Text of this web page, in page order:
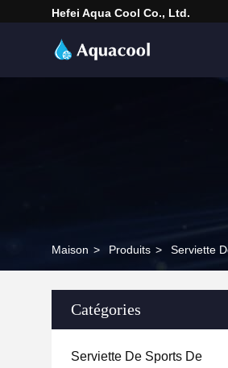
Hefei Aqua Cool Co., Ltd.
Maison > Produits > Serviette
Catégories
Serviette De Sports De